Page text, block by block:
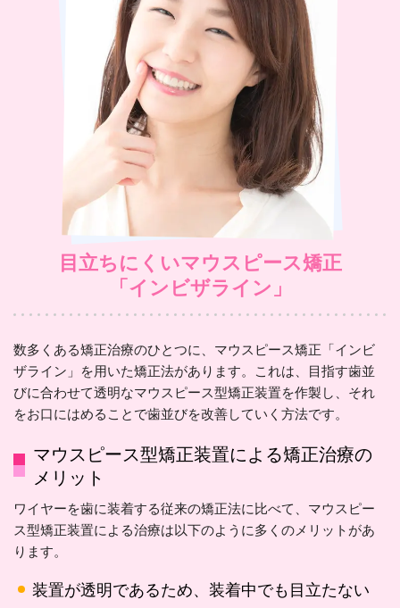
目立ちにくいマウスピース矯正
「インビザライン」
数多くある矯正治療のひとつに、マウスピース矯正「インビ
ザライン」を用いた矯正法があります。これは、目指す歯並
びに合わせて透明なマウスピース型矯正装置を作製し、それ
をお口にはめることで歯並びを改善していく方法です。
マウスピース型矯正装置による矯正治療の
メリット
ワイヤーを歯に装着する従来の矯正法に比べて、マウスピー
ス型矯正装置による治療は以下のように多くのメリットがあ
ります。
装置が透明であるため、装着中でも目立たない